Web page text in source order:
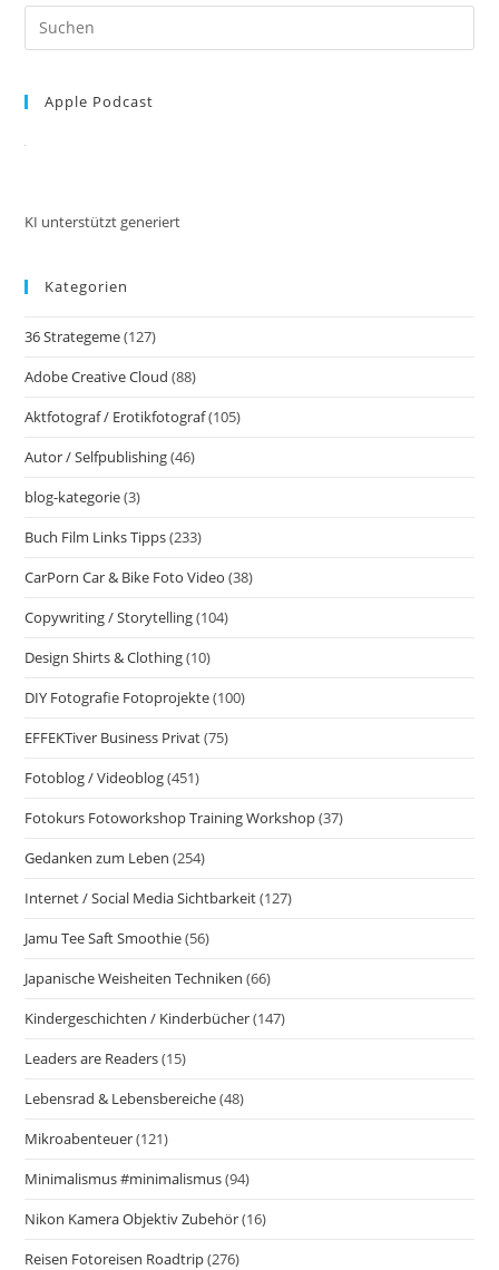
DIY-
Apple Podcast
KI unterstützt generiert
Kategorien
36 Strategeme(127)
Adobe Creative Cloud (88)
Aktfotograf / Erotikfotograf(105)
Autor / Selfpublishing(46)
blog-kategorie(3)
Buch Film Links Tipps(233)
CarPorn Car & Bike Foto Video (38)
Copywriting / Storytelling(104)
Design Shirts & Clothing(10)
DIY Fotografie Fotoprojekte(100)
EFFEKTiver Business Privat(75)
Fotoblog / Videoblog(451)
Fotokurs Fotoworkshop Training Workshop(37)
Gedanken zum Leben (254)
Internet / Social Media Sichtbarkeit(127)
Jamu Tee Saft Smoothie(56)
Japanische Weisheiten Techniken (66)
Kindergeschichten / Kinderbücher(147)
Leaders are Readers(15)
Lebensrad & Lebensbereiche(48)
Mikroabenteuer(121)
Minimalismus #minimalismus(94)
Nikon Kamera Objektiv Zubehör(16)
Reisen Fotoreisen Roadtrip(276)